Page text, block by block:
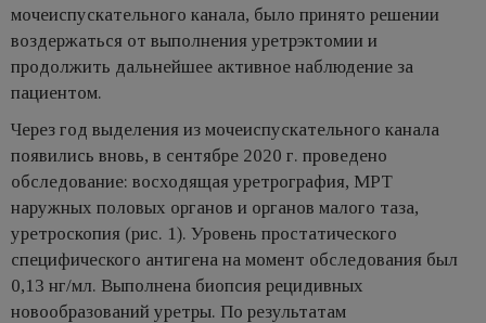
мочеиспускательного канала, было принято решении
воздержаться от выполнения уретрэктомии и
продолжить дальнейшее активное наблюдение за
пациентом.
Через год выделения из мочеиспускательного канала
появились вновь, в сентябре 2020 г. проведено
обследование: восходящая уретрография, МРТ
наружных половых органов и органов малого таза,
уретроскопия (рис. 1). Уровень простатического
специфического антигена на момент обследования был
0,13 нг/мл. Выполнена биопсия рецидивных
новообразований уретры. По результатам